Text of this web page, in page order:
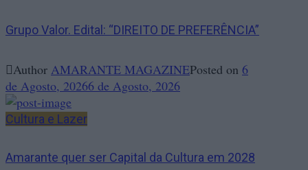
Grupo Valor. Edital: “DIREITO DE PREFERÊNCIA”
Author AMARANTE MAGAZINEPosted on 6
de Agosto, 20266 de Agosto, 2026
Cultura e Lazer
Amarante quer ser Capital da Cultura em 2028